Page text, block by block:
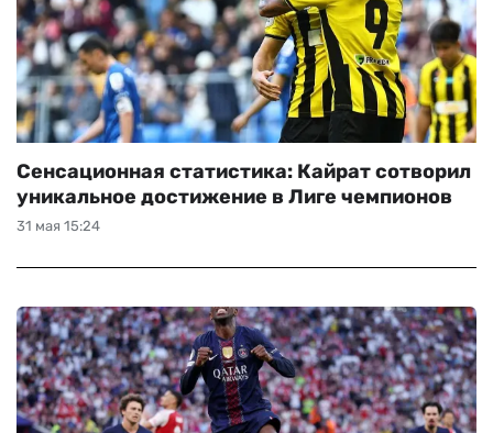
31 мая 15:24
Сенсационная статистика: Кайрат сотворил
уникальное достижение в Лиге чемпионов